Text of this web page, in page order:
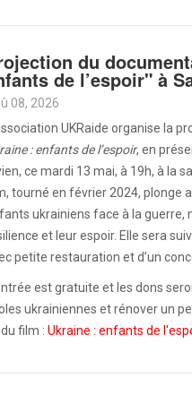
du
de l’espoir" à
08, 2026
UKRaide organise la
: enfants de l’espoir, en
ce mardi 13 mai, à 19h, à la
tourné en février 2024, plonge
ukrainiens face à la guerre,
et leur espoir. Elle sera
petite restauration et d’un
est gratuite et les dons
ukrainiennes et rénover un
film : Ukraine : enfants de